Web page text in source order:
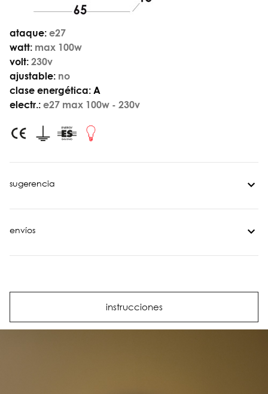
ataque: e27
watt: max 100w
volt: 230v
ajustable: no
clase energética: A
electr.: e27 max 100w - 230v
sugerencia
envíos
instrucciones